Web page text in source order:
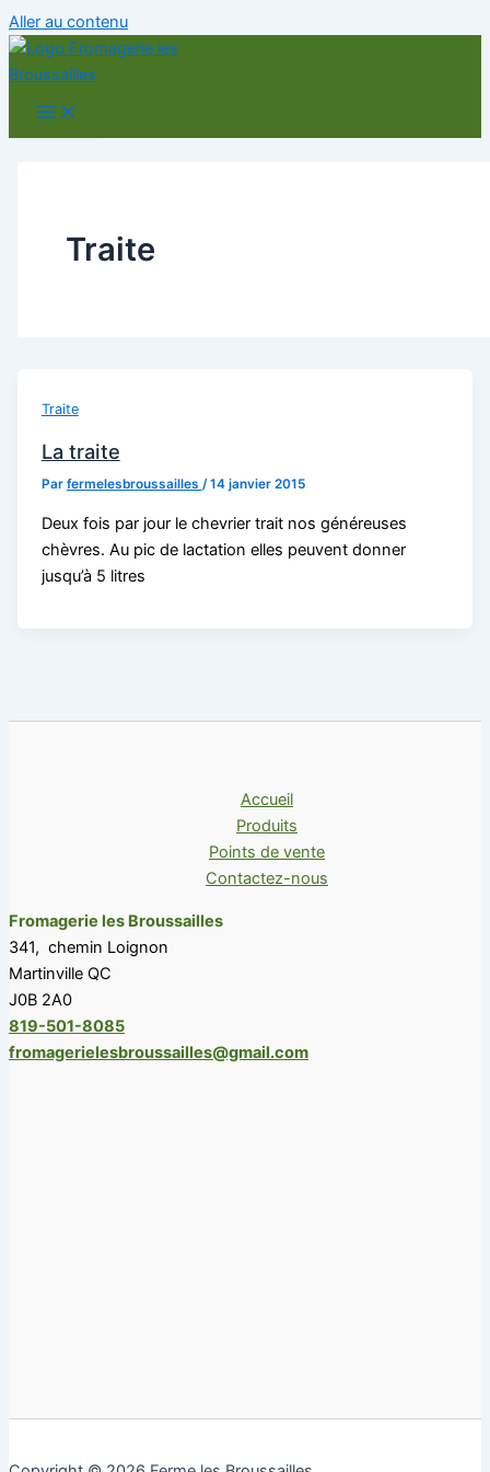
Aller au contenu
Traite
Traite
La traite
Par fermelesbroussailles /14 janvier 2015
Deux fois par jour le chevrier trait nos généreuses
chèvres. Au pic de lactation elles peuvent donner
jusqu’à 5 litres
Accueil
Produits
Points de vente
Contactez-nous
Fromagerie les Broussailles
341, chemin Loignon
Martinville QC
J0B 2A0
819-501-8085
fromagerielesbroussailles@gmail.com